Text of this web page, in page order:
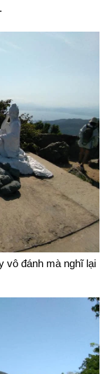
vô đánh mà nghĩ lại